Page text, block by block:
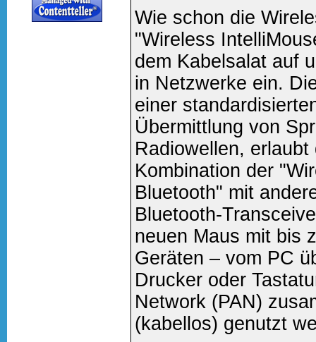
Wie schon die
"Wireless
dem Kabelsalat auf
in Netzwerke ein.
einer
Übermittlung von
Radiowellen,
Kombination der
Bluetooth" mit
Bluetooth-
neuen Maus mit bis
Geräten – vom PC
Drucker oder
Network (PAN)
(kabellos) genutzt